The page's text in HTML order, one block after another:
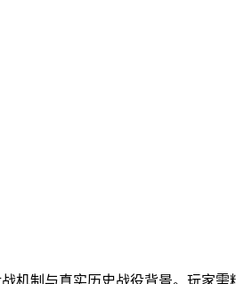
机制与真实历史战役背景。玩家